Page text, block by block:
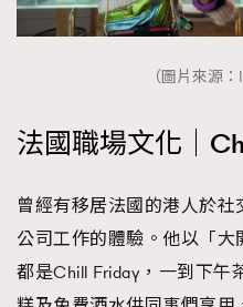
（圖片來源：
法國職場文化｜
曾經有移居法國的港人於
公司工作的體驗。他以「
都是Chill Friday，一到下午